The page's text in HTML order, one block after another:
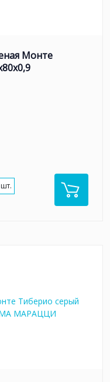
Монте
шт.